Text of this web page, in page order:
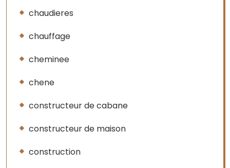
chaudieres
chauffage
cheminee
chene
constructeur de cabane
constructeur de maison
construction